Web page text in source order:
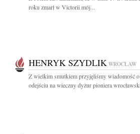
roku zmarł w Victorii mój...
HENRYK SZYDLIK WROCŁAW
Z wielkim smutkiem przyjęliśmy wiadomość o
odejściu na wieczny dyżur pioniera